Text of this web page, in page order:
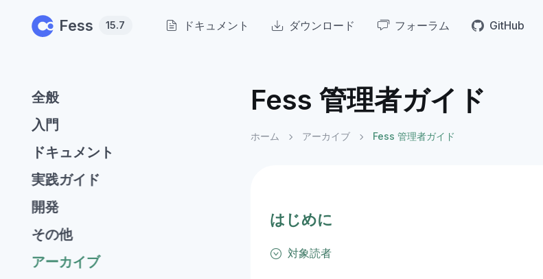
Fess 15.7 ドキュメント ダウンロード フォーラム GitHub
全般
入門
ドキュメント
実践ガイド
開発
その他
アーカイブ
Fess 管理者ガイド
ホーム アーカイブ Fess 管理者ガイド
はじめに
対象読者